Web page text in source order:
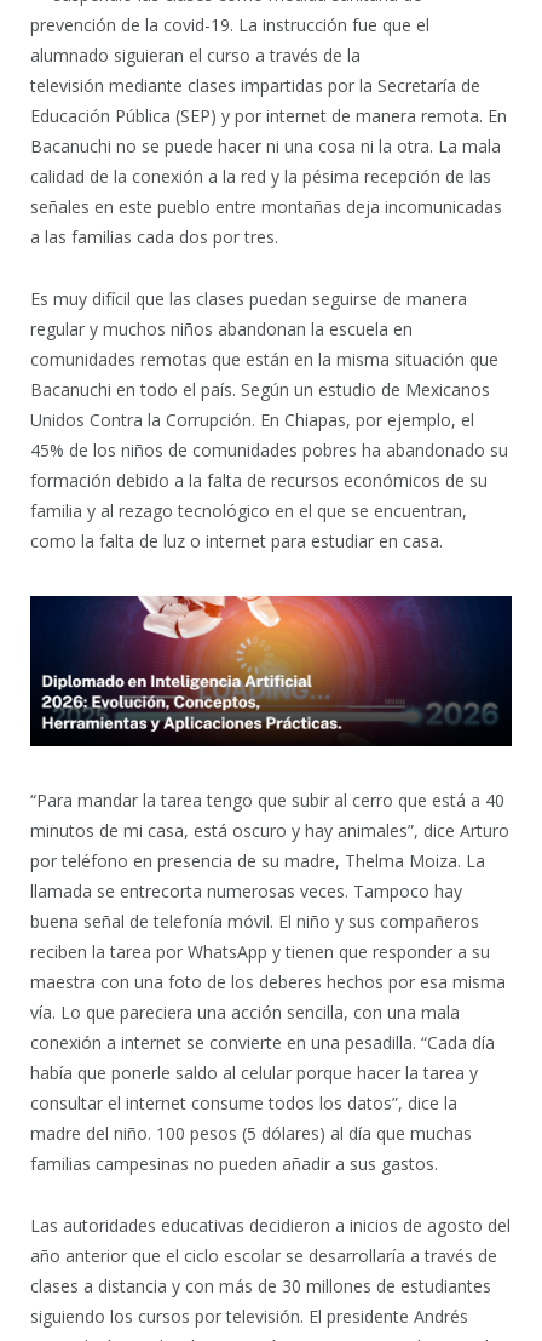
prevención de la covid-19. La instrucción fue que el
alumnado siguieran el curso a través de la
televisión mediante clases impartidas por la Secretaría de
Educación Pública (SEP) y por internet de manera remota. En
Bacanuchi no se puede hacer ni una cosa ni la otra. La mala
calidad de la conexión a la red y la pésima recepción de las
señales en este pueblo entre montañas deja incomunicadas
a las familias cada dos por tres.
Es muy difícil que las clases puedan seguirse de manera
regular y muchos niños abandonan la escuela en
comunidades remotas que están en la misma situación que
Bacanuchi en todo el país. Según un estudio de Mexicanos
Unidos Contra la Corrupción. En Chiapas, por ejemplo, el
45% de los niños de comunidades pobres ha abandonado su
formación debido a la falta de recursos económicos de su
familia y al rezago tecnológico en el que se encuentran,
como la falta de luz o internet para estudiar en casa.
“Para mandar la tarea tengo que subir al cerro que está a 40
minutos de mi casa, está oscuro y hay animales”, dice Arturo
por teléfono en presencia de su madre, Thelma Moiza. La
llamada se entrecorta numerosas veces. Tampoco hay
buena señal de telefonía móvil. El niño y sus compañeros
reciben la tarea por WhatsApp y tienen que responder a su
maestra con una foto de los deberes hechos por esa misma
vía. Lo que pareciera una acción sencilla, con una mala
conexión a internet se convierte en una pesadilla. “Cada día
había que ponerle saldo al celular porque hacer la tarea y
consultar el internet consume todos los datos”, dice la
madre del niño. 100 pesos (5 dólares) al día que muchas
familias campesinas no pueden añadir a sus gastos.
Las autoridades educativas decidieron a inicios de agosto del
año anterior que el ciclo escolar se desarrollaría a través de
clases a distancia y con más de 30 millones de estudiantes
siguiendo los cursos por televisión. El presidente Andrés